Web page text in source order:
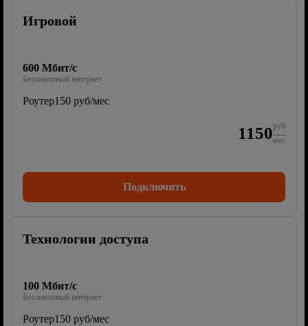
Игровой
600 Мбит/с
Безлимитный интернет
Роутер150 руб/мес
1150руб
мес
Подключить
Технологии доступа
100 Мбит/с
Безлимитный интернет
Роутер150 руб/мес